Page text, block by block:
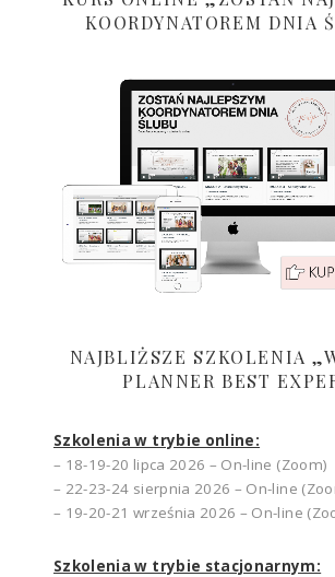
KOORDYNATOREM DNIA
NAJBLIŻSZE SZKOLENIA
PLANNER BEST
Szkolenia w trybie online:
– 18-19-20 lipca 2026 – On-line (Zoom)
– 22-23-24 sierpnia 2026 – On-line
– 19-20-21 września 2026 – On-line
Szkolenia w trybie stacjonarnym: